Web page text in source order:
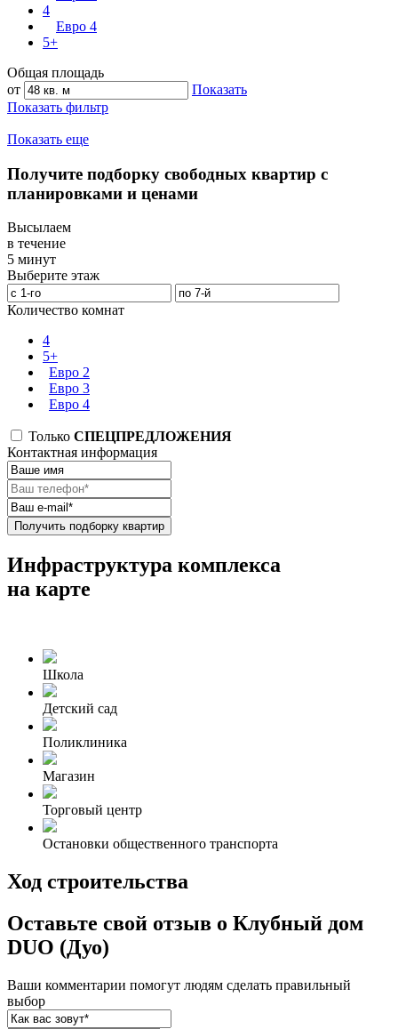
4
Евро 4
5+
Общая площадь
от
Показать
Показать фильтр
Показать еще
Получите подборку свободных квартир с
планировками и ценами
Высылаем
в течение
5 минут
Выберите этаж
Количество комнат
4
5+
Евро 2
Евро 3
Евро 4
Только СПЕЦПРЕДЛОЖЕНИЯ
Контактная информация
Получить подборку квартир
Инфраструктура комплекса
на карте
Школа
Детский сад
Поликлиника
Магазин
Торговый центр
Остановки общественного транспорта
Ход строительства
Оставьте свой отзыв о Клубный дом
DUO (Дуо)
Ваши комментарии помогут людям сделать правильный
выбор